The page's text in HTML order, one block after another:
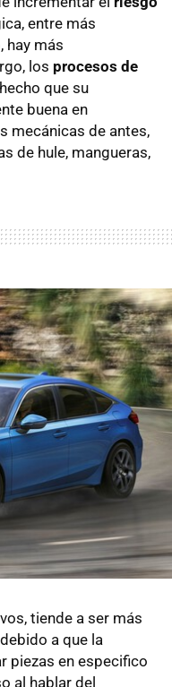
entre más
hay más
los procesos de
que su
buena en
mecánicas de antes,
de hule, mangueras,
tiende a ser más
a que la
piezas en especifico
al hablar del